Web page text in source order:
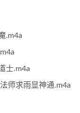
.m4a
士.m4a
师求雨显神通.m4a